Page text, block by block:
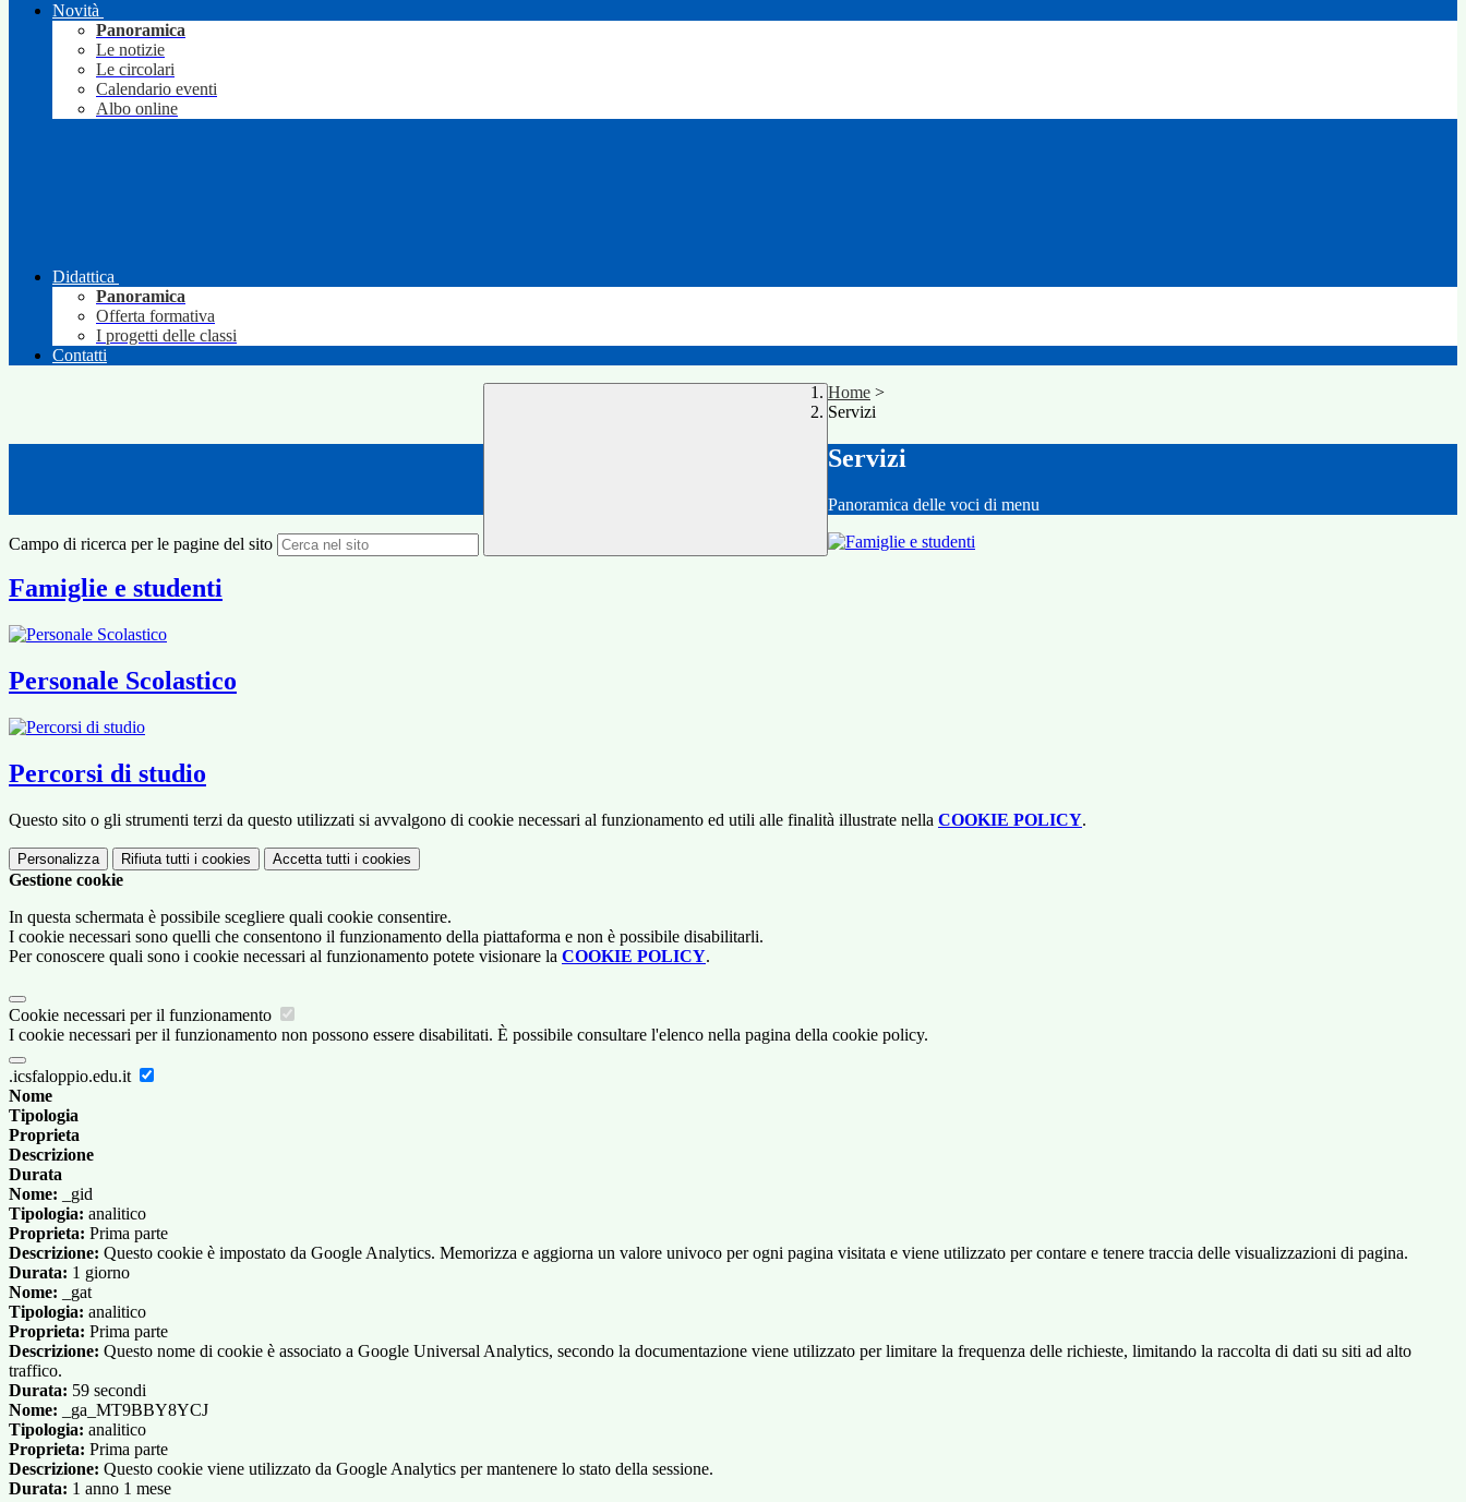
Novità
Panoramica
Le notizie
Le circolari
Calendario eventi
Albo online
Didattica
Panoramica
Offerta formativa
I progetti delle classi
Contatti
Campo di ricerca per le pagine del sito
Home >
Servizi
Servizi
Panoramica delle voci di menu
Famiglie e studenti
Personale Scolastico
Percorsi di studio
Questo sito o gli strumenti terzi da questo utilizzati si avvalgono di cookie necessari al funzionamento ed utili alle finalità illustrate nella COOKIE POLICY.
Personalizza Rifiuta tutti i cookies Accetta tutti i cookies
Gestione cookie
In questa schermata è possibile scegliere quali cookie consentire.
I cookie necessari sono quelli che consentono il funzionamento della piattaforma e non è possibile disabilitarli.
Per conoscere quali sono i cookie necessari al funzionamento potete visionare la COOKIE POLICY.
Cookie necessari per il funzionamento
I cookie necessari per il funzionamento non possono essere disabilitati. È possibile consultare l'elenco nella pagina della cookie policy.
.icsfaloppio.edu.it
Nome
Tipologia
Proprieta
Descrizione
Durata
Nome: _gid
Tipologia: analitico
Proprieta: Prima parte
Descrizione: Questo cookie è impostato da Google Analytics. Memorizza e aggiorna un valore univoco per ogni pagina visitata e viene utilizzato per contare e tenere traccia delle visualizzazioni di pagina.
Durata: 1 giorno
Nome: _gat
Tipologia: analitico
Proprieta: Prima parte
Descrizione: Questo nome di cookie è associato a Google Universal Analytics, secondo la documentazione viene utilizzato per limitare la frequenza delle richieste, limitando la raccolta di dati su siti ad alto
traffico.
Durata: 59 secondi
Nome: _ga_MT9BBY8YCJ
Tipologia: analitico
Proprieta: Prima parte
Descrizione: Questo cookie viene utilizzato da Google Analytics per mantenere lo stato della sessione.
Durata: 1 anno 1 mese